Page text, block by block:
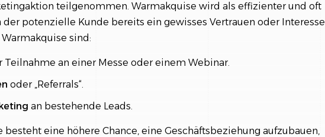
teilgenommen. Warmakquise wird als effizienter und oft
der potenzielle Kunde bereits ein gewisses Vertrauen oder Interesse
sind:
Teilnahme an einer Messe oder einem Webinar.
oder „Referrals“.
an bestehende Leads.
eine höhere Chance, eine Geschäftsbeziehung aufzubauen,